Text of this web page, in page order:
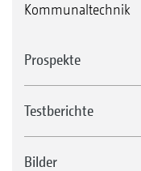
Kommunaltechnik
Prospekte
Testberichte
Bilder